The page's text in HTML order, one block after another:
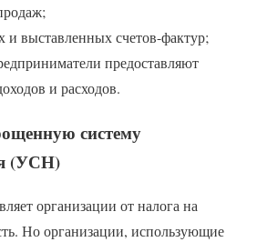
выставленных счетов-фактур;
предоставляют
и расходов.
систему
(УСН)
организации от налога на
Но организации, использующие